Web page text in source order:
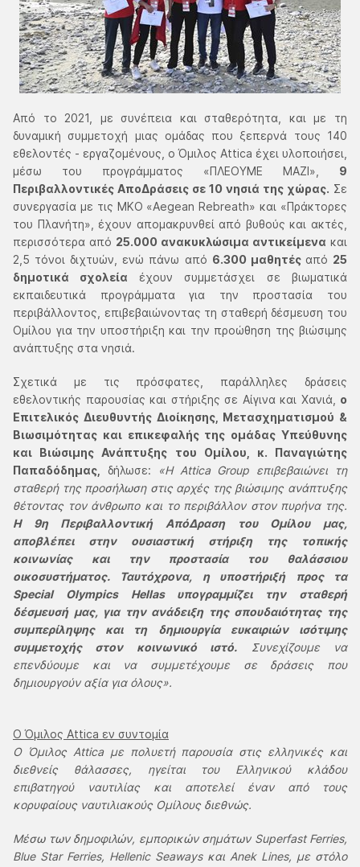
Από το 2021, με συνέπεια και σταθερότητα, και με τη
δυναμική συμμετοχή μιας ομάδας που ξεπερνά τους 140
εθελοντές - εργαζομένους, ο Όμιλος Attica έχει υλοποιήσει,
μέσω του προγράμματος «ΠΛΕΟΥΜΕ ΜΑΖΙ», 9
Περιβαλλοντικές ΑποΔράσεις σε 10 νησιά της χώρας. Σε
συνεργασία με τις ΜΚΟ «Aegean Rebreath» και «Πράκτορες
του Πλανήτη», έχουν απομακρυνθεί από βυθούς και ακτές,
περισσότερα από 25.000 ανακυκλώσιμα αντικείμενα και
2,5 τόνοι διχτυών, ενώ πάνω από 6.300 μαθητές από 25
δημοτικά σχολεία έχουν συμμετάσχει σε βιωματικά
εκπαιδευτικά προγράμματα για την προστασία του
περιβάλλοντος, επιβεβαιώνοντας τη σταθερή δέσμευση του
Ομίλου για την υποστήριξη και την προώθηση της βιώσιμης
ανάπτυξης στα νησιά.
Σχετικά με τις πρόσφατες, παράλληλες δράσεις
εθελοντικής παρουσίας και στήριξης σε Αίγινα και Χανιά, ο
Επιτελικός Διευθυντής Διοίκησης, Μετασχηματισμού &
Βιωσιμότητας και επικεφαλής της ομάδας Υπεύθυνης
και Βιώσιμης Ανάπτυξης του Ομίλου, κ. Παναγιώτης
Παπαδόδημας,
δήλωσε:
«Η Attica Group επιβεβαιώνει τη
σταθερή της προσήλωση στις αρχές της βιώσιμης ανάπτυξης
θέτοντας τον άνθρωπο και το περιβάλλον στον πυρήνα της.
Η 9η Περιβαλλοντική ΑπόΔραση του Ομίλου μας,
αποβλέπει στην ουσιαστική στήριξη της τοπικής
κοινωνίας και την προστασία του θαλάσσιου
οικοσυστήματος. Ταυτόχρονα, η υποστήριξή προς τα
Special Olympics Hellas υπογραμμίζει την σταθερή
δέσμευσή μας, για την ανάδειξη της σπουδαιότητας της
συμπερίληψης και τη δημιουργία ευκαιριών ισότιμης
συμμετοχής στον κοινωνικό ιστό. Συνεχίζουμε να
επενδύουμε και να συμμετέχουμε σε δράσεις που
δημιουργούν αξία για όλους».
Ο Όμιλος Αttica εν συντομία
Ο Όμιλος Αttica με πολυετή παρουσία στις ελληνικές και
διεθνείς θάλασσες, ηγείται του Ελληνικού κλάδου
επιβατηγού ναυτιλίας και αποτελεί έναν από τους
κορυφαίους ναυτιλιακούς Ομίλους διεθνώς.
Μέσω των δημοφιλών, εμπορικών σημάτων Superfast Ferries,
Blue Star Ferries, Hellenic Seaways και Αnek Lines, με στόλο